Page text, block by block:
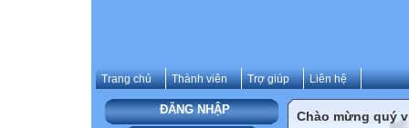
Trang chủ Thành viên Trợ giúp Liên hệ
ĐĂNG NHẬP Chào mừng quý